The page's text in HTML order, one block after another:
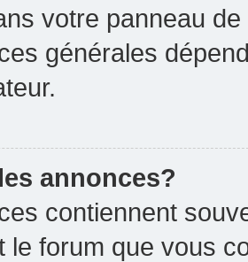
votre panneau
générales
annonces?
contiennent
le forum que vous